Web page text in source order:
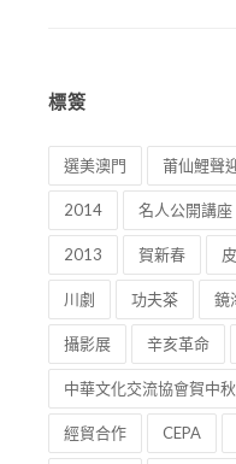
標簽
選美澳門 莆仙鯉聲
2014 名人公開講座
2013 賀新春
川劇 功夫茶 鏡
攝影展 辛亥革命
中華文化交流協會賀中秋
經貿合作 CEPA